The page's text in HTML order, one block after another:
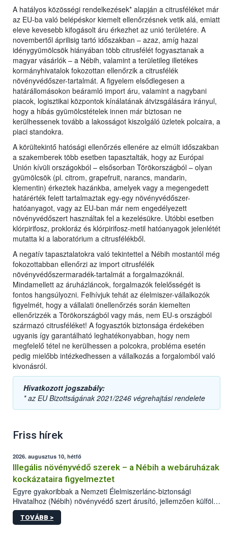
A hatályos közösségi rendelkezések* alapján a citrusféléket már
az EU-ba való belépéskor kiemelt ellenőrzésnek vetik alá, emiatt
eleve kevesebb kifogásolt áru érkezhet az unió területére. A
novembertől áprilisig tartó időszakban – azaz, amíg hazai
idénygyümölcsök hiányában több citrusfélét fogyasztanak a
magyar vásárlók – a Nébih, valamint a területileg illetékes
kormányhivatalok fokozottan ellenőrzik a citrusfélék
növényvédőszer-tartalmát. A figyelem elsődlegesen a
határállomásokon beáramló import áru, valamint a nagybani
piacok, logisztikai központok kínálatának átvizsgálására irányul,
hogy a hibás gyümölcstételek innen már biztosan ne
kerülhessenek tovább a lakosságot kiszolgáló üzletek polcaira, a
piaci standokra.
A körültekintő hatósági ellenőrzés ellenére az elmúlt időszakban
a szakemberek több esetben tapasztalták, hogy az Európai
Unión kívüli országokból – elsősorban Törökországból – olyan
gyümölcsök (pl. citrom, grapefruit, narancs, mandarin,
klementin) érkeztek hazánkba, amelyek vagy a megengedett
határérték felett tartalmaztak egy-egy növényvédőszer-
hatóanyagot, vagy az EU-ban már nem engedélyezett
növényvédőszert használtak fel a kezelésükre. Utóbbi esetben
klórpirifosz, prokloráz és klórpirifosz-metil hatóanyagok jelenlétét
mutatta ki a laboratórium a citrusfélékből.
A negatív tapasztalatokra való tekintettel a Nébih mostantól még
fokozottabban ellenőrzi az import citrusfélék
növényvédőszermaradék-tartalmát a forgalmazóknál.
Mindamellett az áruházláncok, forgalmazók felelősségét is
fontos hangsúlyozni. Felhívjuk tehát az élelmiszer-vállalkozók
figyelmét, hogy a vállalati önellenőrzés során kiemelten
ellenőrizzék a Törökországból vagy más, nem EU-s országból
származó citrusféléket! A fogyasztók biztonsága érdekében
ugyanis így garantálható leghatékonyabban, hogy nem
megfelelő tétel ne kerülhessen a polcokra, probléma esetén
pedig mielőbb intézkedhessen a vállalkozás a forgalomból való
kivonásról.
Hivatkozott jogszabály:
* az EU Bizottságának 2021/2246 végrehajtási rendelete
Friss hírek
2026. augusztus 10, hétfő
Illegális növényvédő szerek – a Nébih a webáruházak
kockázataira figyelmeztet
Egyre gyakoribbak a Nemzeti Élelmiszerlánc-biztonsági
Hivatalhoz (Nébih) növényvédő szert árusító, jellemzően külföldi
honlapok kapcsán érkező bejelentések. Emellett az ilyen
termékeket kínáló kéretlen online reklámok mennyisége is
TOVÁBB >